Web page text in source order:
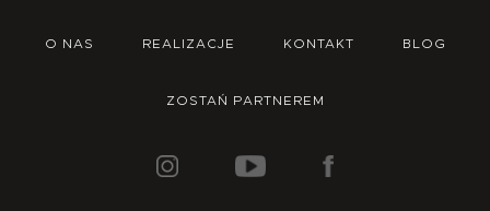
O NAS REALIZACJE KONTAKT BLOG
ZOSTAŃ PARTNEREM